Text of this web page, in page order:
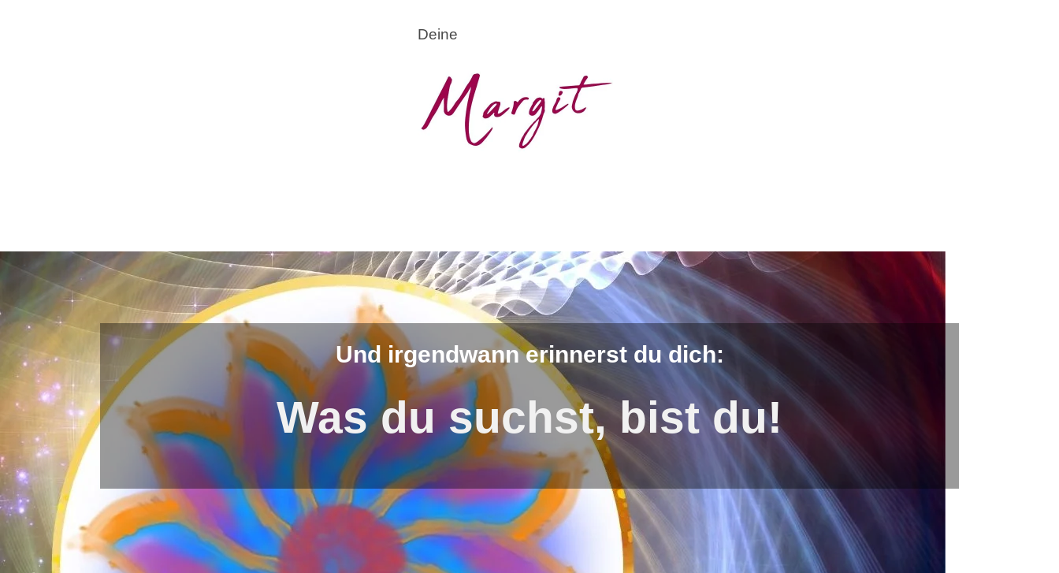
Deine
Und irgendwann erinnerst du dich:
Was du suchst, bist du!